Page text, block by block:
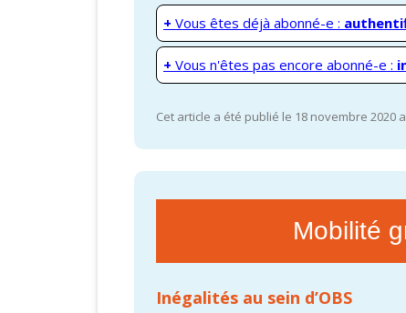
+ Vous êtes déjà abonné-e :
+ Vous n'êtes pas encore abonné-e :
Cet article a été publié le 18 novembre 2020
Mobilité
Inégalités au sein d’OBS